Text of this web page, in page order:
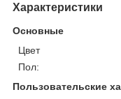
Характеристики
Основные
Цвет
Пол:
Пользовательские